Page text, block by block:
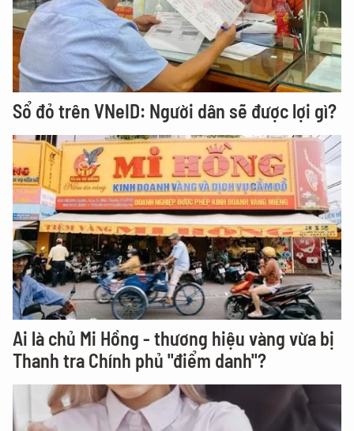
Sổ đỏ trên VNeID: Người dân sẽ được lợi gì?
Ai là chủ Mi Hồng - thương hiệu vàng vừa bị
Thanh tra Chính phủ "điểm danh"?